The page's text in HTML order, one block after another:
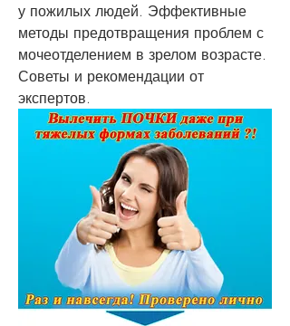
у пожилых людей. Эффективные
методы предотвращения проблем с
мочеотделением в зрелом возрасте.
Советы и рекомендации от
экспертов.